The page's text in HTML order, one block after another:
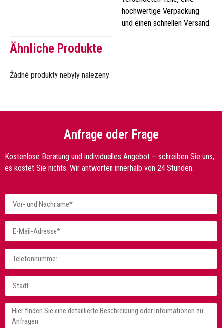
hochwertige Verpackung
und einen schnellen Versand.
Ähnliche Produkte
Žádné produkty nebyly nalezeny
Anfrage oder Frage
Kostenlose Beratung und individuelles Angebot – schreiben Sie uns,
es kostet Sie nichts. Wir antworten innerhalb von 24 Stunden.